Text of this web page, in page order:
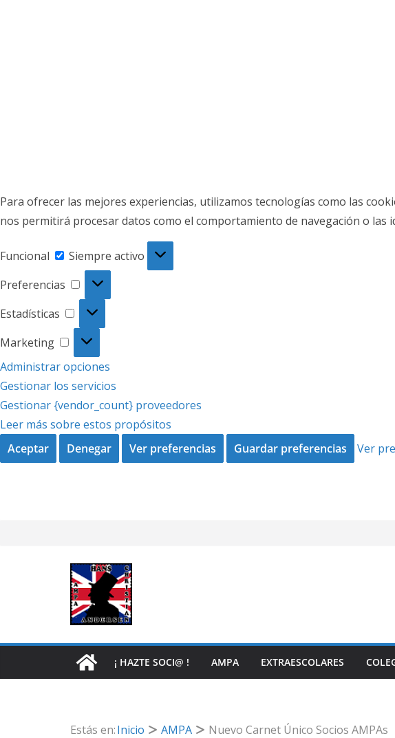
Para ofrecer las mejores experiencias, utilizamos tecnologías como las
nos permitirá procesar datos como el comportamiento de navegación o las
Funcional Funcional
Siempre activo
Preferencias
Preferencias
Estadísticas Estadísticas
Marketing
Marketing
Administrar opciones
Gestionar los servicios
Gestionar {vendor_count} proveedores
Leer más sobre estos propósitos
Aceptar
Denegar Ver preferencias Guardar preferencias Ver
¡ HAZTE SOCI@ ! AMPA EXTRAESCOLARES
Estás en:Inicio AMPA Nuevo Carnet Único Socios AMPAs